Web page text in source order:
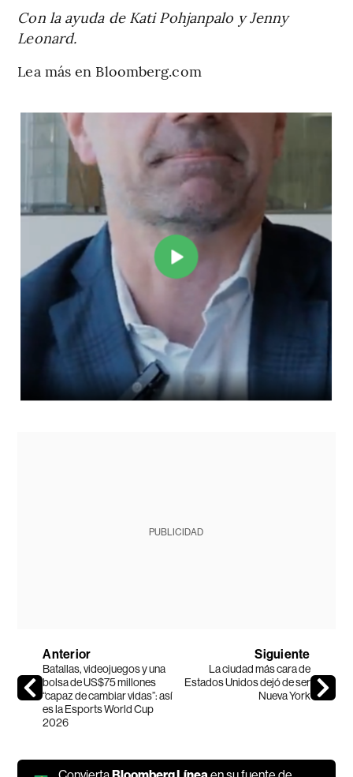
Con la ayuda de Kati Pohjanpalo y Jenny
Leonard.
Lea más en Bloomberg.com
PUBLICIDAD
Anterior
Batallas, videojuegos y una
bolsa de US$75 millones
“capaz de cambiar vidas”: así
es la Esports World Cup
2026
Siguiente
La ciudad más cara de
Estados Unidos dejó de ser
Nueva York